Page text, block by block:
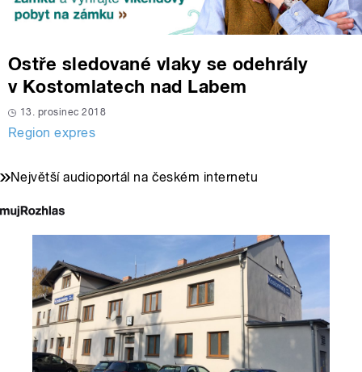
Ostře sledované vlaky se odehrály
v Kostomlatech nad Labem
13. prosinec 2018
Region expres
Největší audioportál na českém internetu